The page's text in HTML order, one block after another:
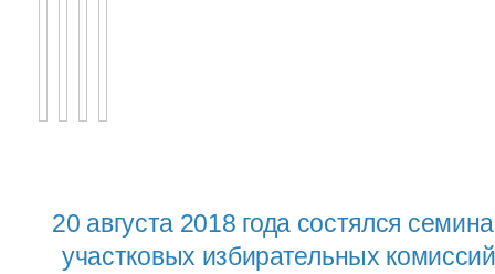
20 августа 2018 года состялся
участковых избирательных